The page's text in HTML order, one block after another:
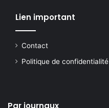
Lien important
Contact
Politique de confidentialité
Par journaux